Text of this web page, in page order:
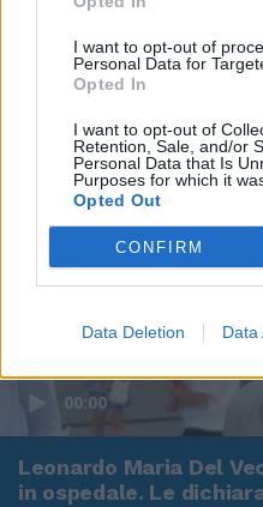
I want to opt-out of
Personal Data for
Opted In
I want to opt-out of
Retention, Sale, and/or
Personal Data that Is
Purposes for which it
Opted Out
CONFIRM
Data Deletion Data
00:00
Leonardo Maria Del
in ospedale. Le